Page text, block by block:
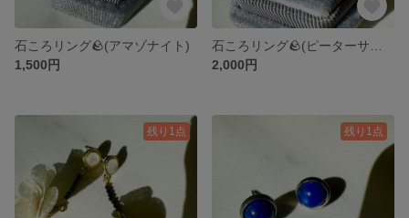
石ころリング🪨(アマゾナイト)
1,500円
2,000円
残り1点 残り1点